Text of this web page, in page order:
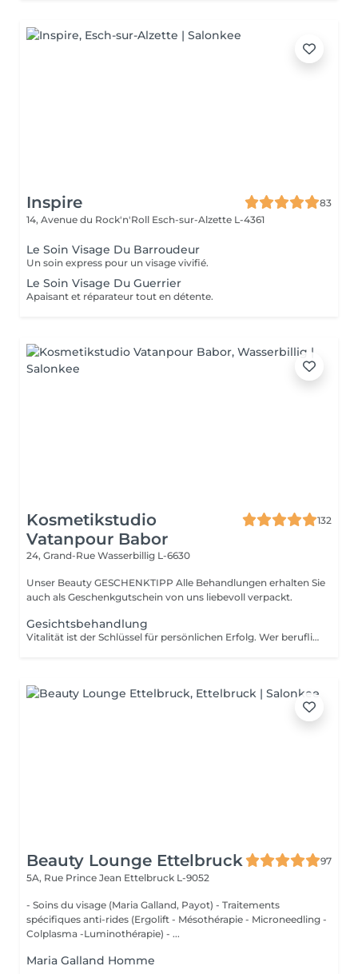
Inspire
83
14, Avenue du Rock'n'Roll Esch-sur-Alzette L-4361
Le Soin Visage Du Barroudeur
Un soin express pour un visage vivifié.
Le Soin Visage Du Guerrier
Apaisant et réparateur tout en détente.
Kosmetikstudio
Vatanpour Babor
132
24, Grand-Rue Wasserbillig L-6630
Unser Beauty GESCHENKTIPP Alle Behandlungen erhalten Sie
auch als Geschenkgutschein von uns liebevoll verpackt.
Gesichtsbehandlung
Vitalität ist der Schlüssel für persönlichen Erfolg. Wer beruflich wie privat zupackend auftritt, wirkt souverän und fühlt sich wohl in seiner Haut. Unser Anspruch ist es, diese vitale Energie zu erhalten. Den Attraktivität ist etwas sehr Individuelles und keine Frage des Alters. Auszeit für Körper, Geist und Seele. Die aufeinander abgestimmte Kombination aus einer belebenden Pflege und kraftspendenden Massagen weckt schnell die Lebensgeister und macht wieder munter. Fühlen Sie sich frischer, vitaler und meistern Sie Herausforderungen mit neuem Elan. Unsere wohltuenden BABOR Men Behandlungen vertreiben zuverlässig Stress und Anspannung. BABOR Men schenkt Ihrer Haut ein attraktives, vitales Aussehen und Entspannung pur. NEUE ENERGIE TANKEN Diese erfrischende Gesichtsbehandlung ist ein intensives Verwöhnerlebnis. Sie aktiviert und belebt zugleich, damit Sie wieder gestärkt in den Alltag eintauchen können.
Beauty Lounge Ettelbruck
97
5A, Rue Prince Jean Ettelbruck L-9052
- Soins du visage (Maria Galland, Payot) - Traitements
spécifiques anti-rides (Ergolift - Mésothérapie - Microneedling -
Colplasma -Luminothérapie) - ...
Maria Galland Homme